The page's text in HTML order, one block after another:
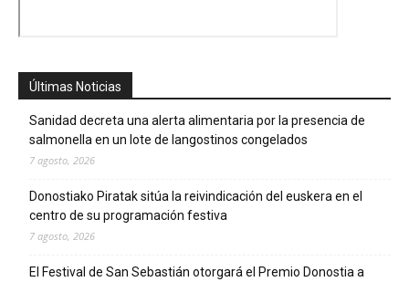
Últimas Noticias
Sanidad decreta una alerta alimentaria por la presencia de
salmonella en un lote de langostinos congelados
7 agosto, 2026
Donostiako Piratak sitúa la reivindicación del euskera en el
centro de su programación festiva
7 agosto, 2026
El Festival de San Sebastián otorgará el Premio Donostia a